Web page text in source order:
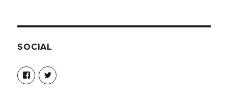
SOCIAL
Profil
von
christoph.fleischer1
Profil
von